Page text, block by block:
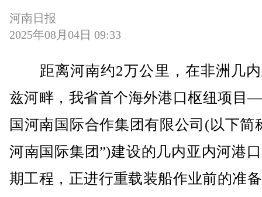
河南日报
2025年08月04日 09:33
距离河南约2万公里，在非洲几内
兹河畔，我省首个海外港口枢纽项目
国河南国际合作集团有限公司(以下简
河南国际集团”)建设的几内亚内河港
期工程，正进行重载装船作业前的准